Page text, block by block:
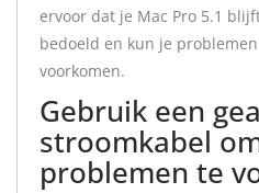
ervoor dat je Mac Pro 5.1
bedoeld en kun je
voorkomen.
Gebruik een
stroomkabel
problemen te